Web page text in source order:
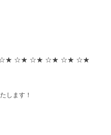
☆★ ☆★ ☆★ ☆★ ☆★
します！